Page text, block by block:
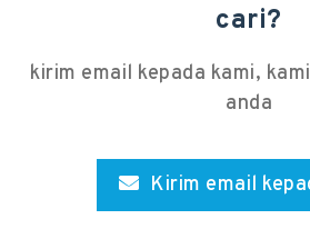
cari?
kirim email kepada kami,
anda
Kirim email